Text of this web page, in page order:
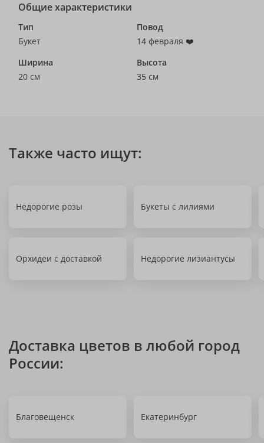
Общие характеристики
Тип
Букет
Повод
14 февраля ❤️
Ширина
20 см
Высота
35 см
Также часто ищут:
Недорогие розы Букеты с лилиями
Орхидеи с доставкой Недорогие лизиантусы
Доставка цветов в любой город
России:
Благовещенск Екатеринбург